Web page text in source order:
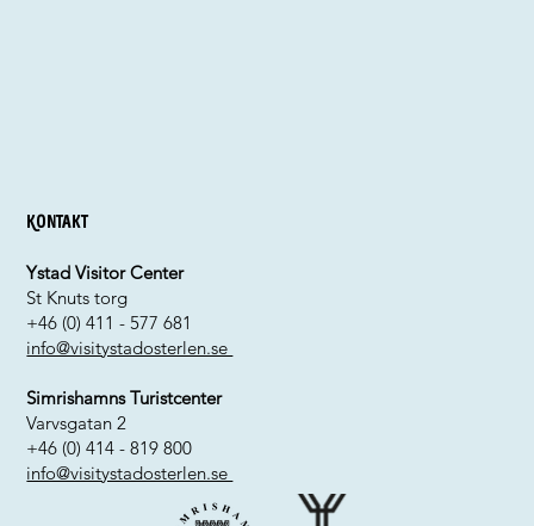
Kontakt
Ystad Visitor Center
St Knuts torg
+46 (0) 411 - 577 681
info@visitystadosterlen.se
Simrishamns Turistcenter
Varvsgatan 2
+46 (0) 414 - 819 800
info@visitystadosterlen.se